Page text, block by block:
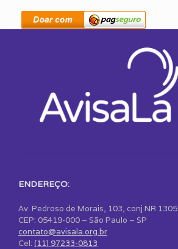
ENDEREÇO:
Av. Pedroso de Morais, 103, conj NR 1305
CEP: 05419-000 – São Paulo – SP
contato@avisala.org.br
Cel: (11) 97233-0813